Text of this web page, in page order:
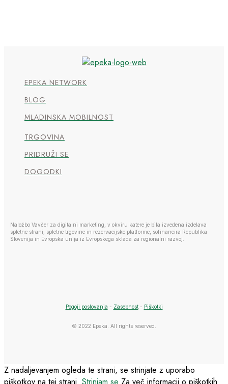
EPEKA NETWORK
BLOG
MLADINSKA MOBILNOST
TRGOVINA
PRIDRUŽI SE
DOGODKI
Naložbo Vavčer za digitalni marketing, v okviru katere je bila izvedena izdelava
spletne strani, spletne trgovine in rezervacijske platforme, sofinancira Republika
Slovenija in Evropska unija iz Evropskega sklada za regionalni razvoj.
Pogoji poslovanja - Zasebnost- Piškotki
© 2022 Epeka. All rights reserved.
Z nadaljevanjem ogleda te strani, se strinjate z uporabo
piškotkov na tej strani. Strinjam se Za več informacij o piškotkih